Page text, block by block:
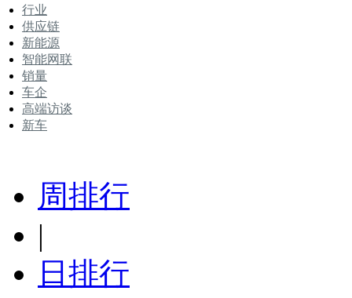
行业
供应链
新能源
智能网联
销量
车企
高端访谈
新车
周排行
|
日排行